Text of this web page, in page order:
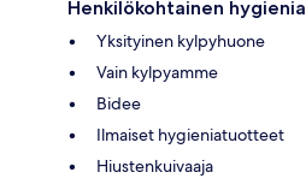
Henkilökohtainen hygienia
Yksityinen kylpyhuone
Vain kylpyamme
Bidee
Ilmaiset hygieniatuotteet
Hiustenkuivaaja